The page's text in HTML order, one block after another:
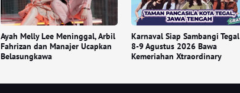
Ayah Melly Lee Meninggal, Arbil
Fahrizan dan Manajer Ucapkan
Belasungkawa
Karnaval Siap Sambangi Tegal
8-9 Agustus 2026 Bawa
Kemeriahan Xtraordinary